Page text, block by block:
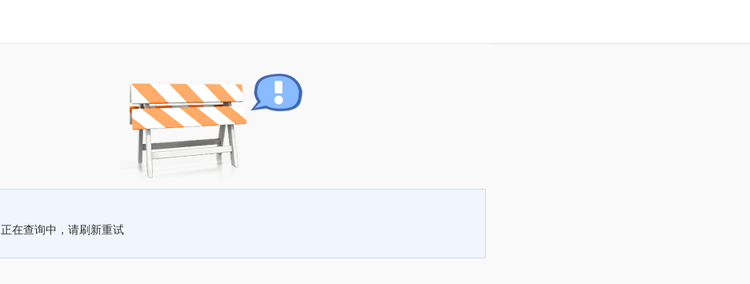
正在查询中，请刷新重试